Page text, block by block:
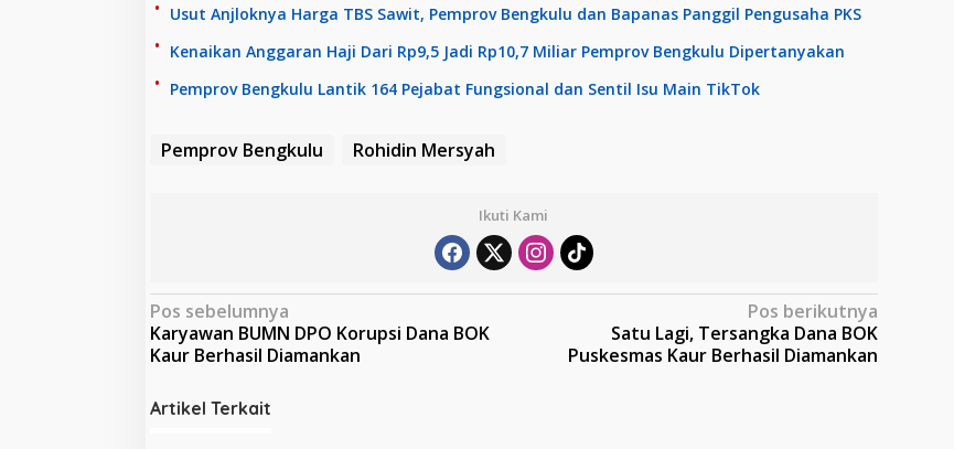
Usut Anjloknya Harga TBS Sawit, Pemprov Bengkulu dan Bapanas Panggil Pengusaha PKS
Kenaikan Anggaran Haji Dari Rp9,5 Jadi Rp10,7 Miliar Pemprov Bengkulu Dipertanyakan
Pemprov Bengkulu Lantik 164 Pejabat Fungsional dan Sentil Isu Main TikTok
Pemprov Bengkulu Rohidin Mersyah
Ikuti Kami
N
a
i
Pos sebelumnya
Karyawan BUMN DPO Korupsi Dana BOK
Kaur Berhasil Diamankan
Pos berikutnya
Satu Lagi, Tersangka Dana BOK
Puskesmas Kaur Berhasil Diamankan
Artikel Terkait